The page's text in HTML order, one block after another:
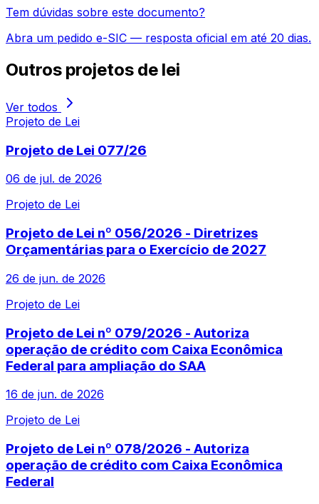
Tem dúvidas sobre este documento?
Abra um pedido e-SIC — resposta oficial em até 20 dias.
Outros projetos de lei
Ver todos
Projeto de Lei
Projeto de Lei 077/26
06 de jul. de 2026
Projeto de Lei
Projeto de Lei nº 056/2026 - Diretrizes
Orçamentárias para o Exercício de 2027
26 de jun. de 2026
Projeto de Lei
Projeto de Lei nº 079/2026 - Autoriza
operação de crédito com Caixa Econômica
Federal para ampliação do SAA
16 de jun. de 2026
Projeto de Lei
Projeto de Lei nº 078/2026 - Autoriza
operação de crédito com Caixa Econômica
Federal